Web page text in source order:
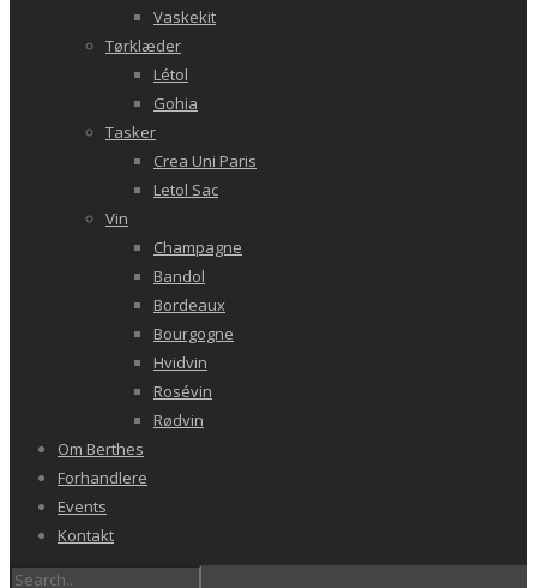
Vaskekit
Tørklæder
Létol
Gohia
Tasker
Crea Uni Paris
Letol Sac
Vin
Champagne
Bandol
Bordeaux
Bourgogne
Hvidvin
Rosévin
Rødvin
Om Berthes
Forhandlere
Events
Kontakt